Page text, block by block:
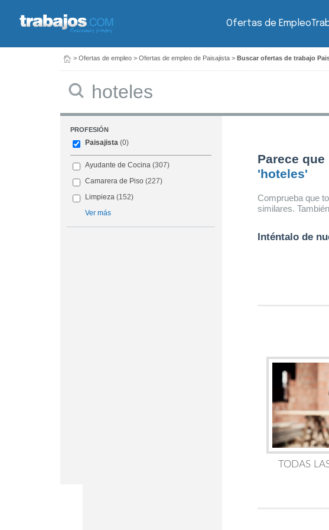
Ofertas de Empleo
> Ofertas de empleo > Ofertas de empleo de Paisajista > Buscar ofertas de trabajo
PROFESIÓN
Paisajista (0)
Ayudante de Cocina (307)
Camarera de Piso (227)
Limpieza (152)
Ver más
Parece
'hoteles'
Comprueba que
similares.
Inténtalo de
TODAS